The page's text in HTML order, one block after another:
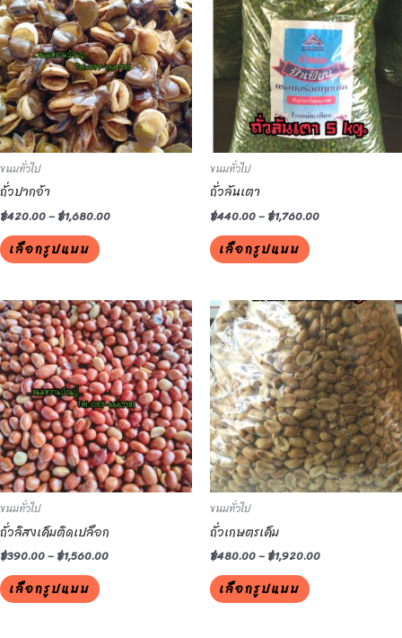
ขนมทั่วไป
ถั่วปากอ้า
฿420.00–฿1,680.00
เลือกรูปแบบ
has
multiple
variants.
The
options
may
be
the
product
page
ขนมทั่วไป
ถั่วลันเตา
฿440.00–฿1,760.00
เลือกรูปแบบ
has
multiple
variants.
The
options
may
be
the
product
page
ขนมทั่วไป
ถั่วลิสงเค็มติดเปลือก
฿390.00–฿1,560.00
เลือกรูปแบบ
This
product
has
multiple
variants.
The
options
may
be
on
the
product
page
ขนมทั่วไป
ถั่วเกษตรเค็ม
฿480.00–฿1,920.00
เลือกรูปแบบ
This
product
has
multiple
variants.
The
options
may
be
the
product
page